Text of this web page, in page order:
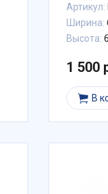
Артикул:
Ширина:
Высота:
1 500
В